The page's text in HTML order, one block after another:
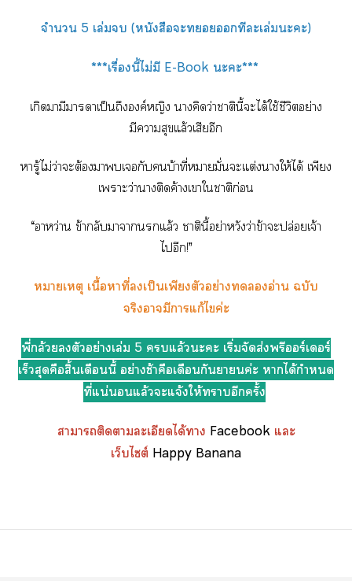
จำนวน 5 เล่ม (หนังสือะทีะเล่มะะ)
***เรื่องนี้ไม่มี E-Book ะะ***
เกิดามีาาเป็นถึงองค์หญิง าคิดว่าาตินี้ะได้ใช้ชีวิตอย่าง
มีาสุขแล้วเสียอีก
หารู้ไม่ว่าะต้องาเกับบ้าที่หมายมั่นะแต่งาให้ได้ เพียง
เาะว่านางติดค้างเาใาติก่อน
“าหว่าน ข้ากลับาาแล้ว าตินี้อย่าหวังว่าข้าะปล่อยเจ้า
ไอีก!”
หมายเหตุ เนื้อาที่เป็นเพียงตัวอย่างอ่าน ฉบับ
จริงามีาแก้ไค่ะ
พี่กล้วยตัวอย่างเล่ม 5 แล้วะะ เริ่มจัดส่งพรีร์เอร์
เร็วสุดคือสิ้นเดือนนี้ อย่างช้าคือเดือนกันยายนค่ะ าได้กำหนด
ที่แน่นอนแล้วะแจ้งให้าอีกครั้ง
าาติดาละเอียดได้า Facebookแะ
เว็บไซต์ Happy Banana